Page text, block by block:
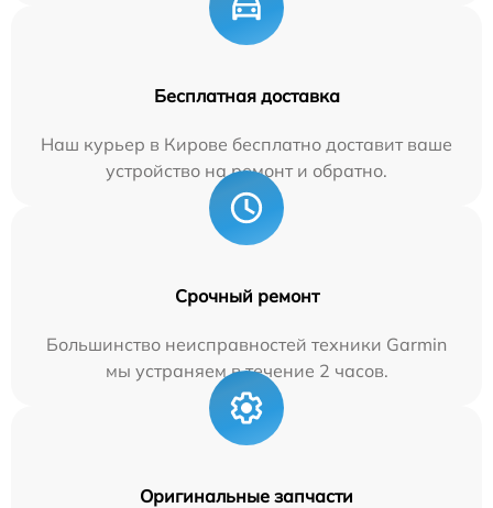
Бесплатная доставка
Наш курьер в Кирове бесплатно доставит ваше
устройство на ремонт и обратно.
Срочный ремонт
Большинство неисправностей техники Garmin
мы устраняем в течение 2 часов.
Оригинальные запчасти